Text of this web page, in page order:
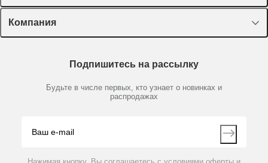
Оборудование, приборы
Пластик, стекло, принадлежности
Химические реактивы, препараты, наборы
Производители
Лекторий Диаэм
Доставка и оплата
Мобильное приложение
Компания
Партнеры
Контакты
Подпишитесь на рассылку
Будьте в числе первых, кто узнает о новинках и
распродажах